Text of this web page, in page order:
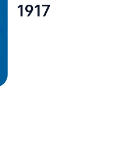
1917